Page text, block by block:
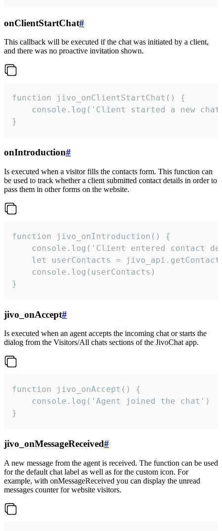
onClientStartChat#
This callback will be executed if the chat was initiated by a client,
and there was no proactive invitation shown.
function jivo_onClientStartChat() {
console.log('Client started a new
}
onIntroduction#
Is executed when a visitor fills the contacts form. This function can
be used to track whether a client submitted contact details in order to
pass them in other forms on the website.
function jivo_onIntroduction() {
console.log('Client entered contact
let userContacts =
    console.log(userContacts)
}
jivo_onAccept#
Is executed when an agent accepts the incoming chat or starts the
dialog from the Visitors/All chats sections of the JivoChat app.
function jivo_onAccept() {
}
jivo_onMessageReceived#
A new message from the agent is received. The function can be used
for the default chat label as well as for the custom icon. For
example, with onMessageReceived you can display the unread
messages counter for website visitors.